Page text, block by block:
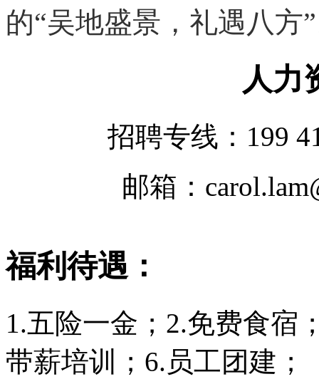
的“吴地盛景，礼遇八方
人力
招聘专线：199
邮箱：
福利待遇：
1.五险一金；2.免费食宿
带薪培训；6.员工团建；